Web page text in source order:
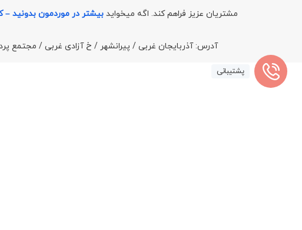
مشتریان عزیز فراهم کند. اگه میخوایدبیشتر در موردمون بدونید –
آدرس: آذربایجان غربی / پیرانشهر / خ آزادی غربی / مجتمع
پشتیبانی